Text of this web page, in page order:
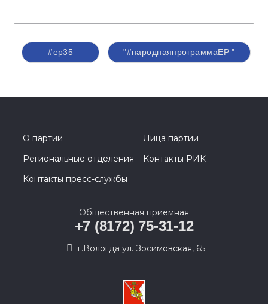
#ер35 "#народнаяпрограммаЕР "
О партии
Лица партии
Региональные отделения
Контакты РИК
Контакты пресс-службы
Общественная приемная
+7 (8172) 75-31-12
г.Вологда ул. Зосимовская, 65